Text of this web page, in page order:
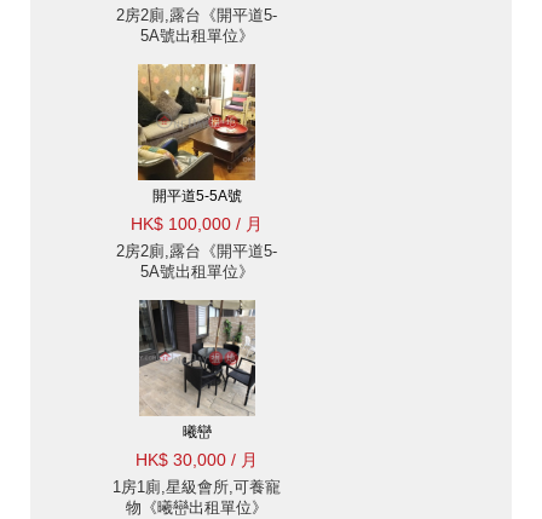
2房2廁,露台《開平道5-
5A號出租單位》
開平道5-5A號
HK$ 100,000 / 月
2房2廁,露台《開平道5-
5A號出租單位》
曦巒
HK$ 30,000 / 月
1房1廁,星級會所,可養寵
物《曦巒出租單位》